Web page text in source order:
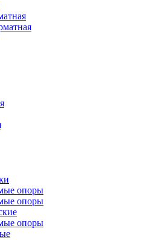
опоры
опоры
опоры